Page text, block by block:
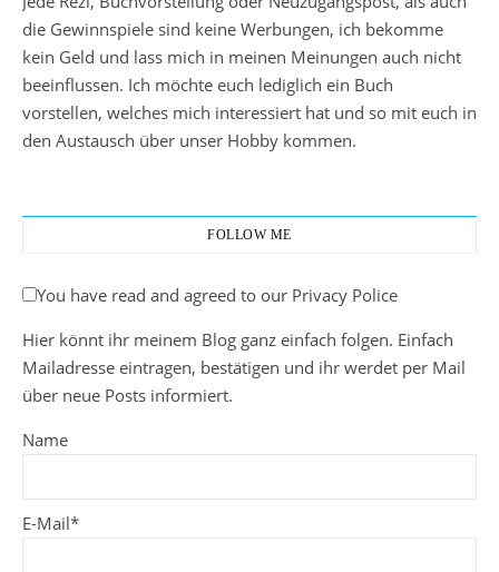
die Gewinnspiele sind keine Werbungen, ich bekomme
kein Geld und lass mich in meinen Meinungen auch nicht
beeinflussen. Ich möchte euch lediglich ein Buch
vorstellen, welches mich interessiert hat und so mit euch in
den Austausch über unser Hobby kommen.
FOLLOW ME
You have read and agreed to our Privacy Police
Hier könnt ihr meinem Blog ganz einfach folgen. Einfach
Mailadresse eintragen, bestätigen und ihr werdet per Mail
über neue Posts informiert.
Name
E-Mail*